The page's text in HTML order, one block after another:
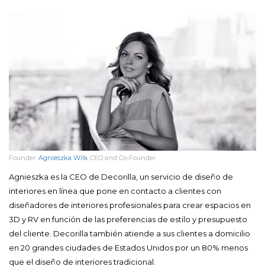
Founder: Agnieszka Wilk CEO and Co-Founder
Agnieszka es la CEO de Decorilla, un servicio de diseño de
interiores en línea que pone en contacto a clientes con
diseñadores de interiores profesionales para crear espacios en
3D y RV en función de las preferencias de estilo y presupuesto
del cliente. Decorilla también atiende a sus clientes a domicilio
en 20 grandes ciudades de Estados Unidos por un 80% menos
que el diseño de interiores tradicional.